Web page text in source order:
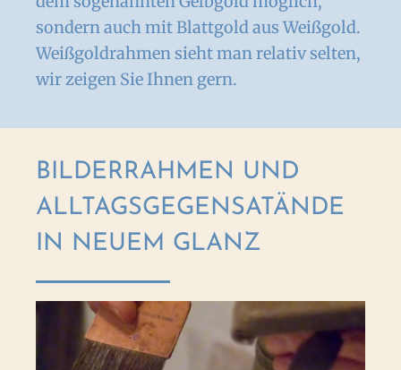
sondern auch mit Blattgold aus Weißgold.
Weißgoldrahmen sieht man relativ selten,
wir zeigen Sie Ihnen gern.
BILDERRAHMEN UND
ALLTAGSGEGENSATÄNDE
IN NEUEM GLANZ